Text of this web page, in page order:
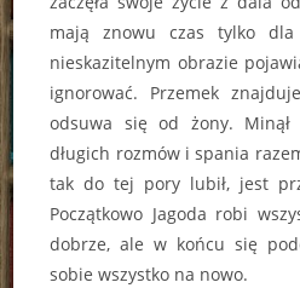
mają znowu czas tylko
nieskazitelnym obrazie
ignorować. Przemek
odsuwa się od żony. Minął
długich rozmów i spania
tak do tej pory lubił, jest
Początkowo Jagoda robi
dobrze, ale w końcu się
sobie wszystko na nowo.